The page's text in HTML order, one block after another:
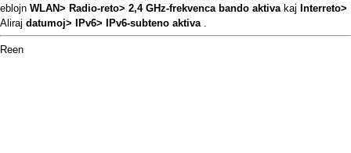
eblojn WLAN> Radio-reto> 2,4 GHz-frekvenca bando aktiva kaj Interreto>
Aliraj datumoj> IPv6> IPv6-subteno aktiva
Reen